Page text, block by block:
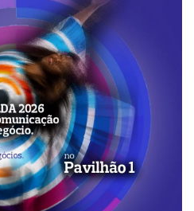
cultural e